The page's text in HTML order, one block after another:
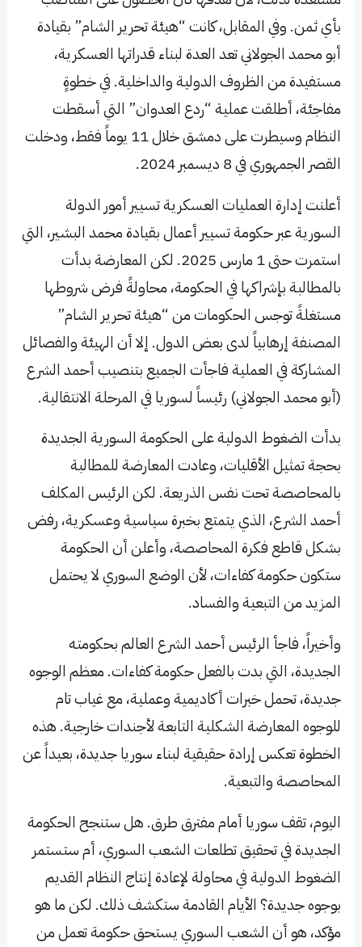
بأي ثمن. وفي المقابل، كانت “هيئة تحرير الشام” بقيادة
أبو محمد الجولاني تعد العدة لبناء قدراتها العسكرية،
مستفيدة من الظروف الدولية والداخلية. في خطوةٍ
مفاجئة، أطلقت عملية “ردع العدوان” التي أسقطت
النظام وسيطرت على دمشق خلال 11 يوماً فقط، ودخلت
القصر الجمهوري في 8 ديسمبر 2024.
أعلنت إدارة العمليات العسكرية تسيير أمور الدولة
السورية عبر حكومة تسيير أعمال بقيادة محمد البشير، التي
استمرت حتى 1 مارس 2025. لكن المعارضة بدأت
بالمطالبة بإشراكها في الحكومة، محاولةً فرض شروطها
مستغلةً توجس الحكومات من “هيئة تحرير الشام”
المصنفة إرهابياً لدى بعض الدول. إلا أن الهيئة والفصائل
المشاركة في العملية فاجأت الجميع بتنصيب أحمد الشرع
(أبو محمد الجولاني) رئيساً لسوريا في المرحلة الانتقالية.
بدأت الضغوط الدولية على الحكومة السورية الجديدة
بحجة تمثيل الأقليات، وعادت المعارضة للمطالبة
بالمحاصصة تحت نفس الذريعة. لكن الرئيس المكلف
أحمد الشرع، الذي يتمتع بخبرة سياسية وعسكرية، رفض
بشكل قاطع فكرة المحاصصة، وأعلن أن الحكومة
ستكون حكومة كفاءات، لأن الوضع السوري لا يحتمل
المزيد من التبعية والفساد.
وأخيراً، فاجأ الرئيس أحمد الشرع العالم بحكومته
الجديدة، التي بدت بالفعل حكومة كفاءات. معظم الوجوه
جديدة، تحمل خبرات أكاديمية وعملية، مع غياب تام
للوجوه المعارضة الشكلية التابعة لأجندات خارجية. هذه
الخطوة تعكس إرادة حقيقية لبناء سوريا جديدة، بعيداً عن
المحاصصة والتبعية.
اليوم، تقف سوريا أمام مفترق طرق. هل ستنجح الحكومة
الجديدة في تحقيق تطلعات الشعب السوري، أم ستستمر
الضغوط الدولية في محاولة لإعادة إنتاج النظام القديم
بوجوه جديدة؟ الأيام القادمة ستكشف ذلك. لكن ما هو
مؤكد، هو أن الشعب السوري يستحق حكومة تعمل من